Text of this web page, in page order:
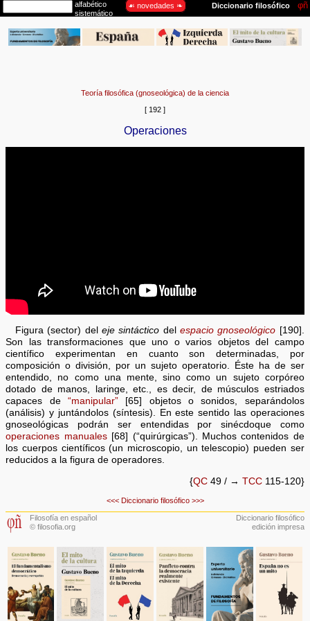
Teoría filosófica (gnoseológica) de la ciencia
[ 192 ]
Operaciones
Figura (sector) del eje sintáctico delespacio gnoseológico [190].
Son las transformaciones que uno o varios objetos del campo
científico experimentan en cuanto son determinadas, por
composición o división, por un sujeto operatorio. Éste ha de ser
entendido, no como una mente, sino como un sujeto corpóreo
dotado de manos, laringe, etc., es decir, de músculos estriados
capaces de “manipular”[65] objetos o sonidos, separándolos
(análisis) y juntándolos (síntesis). En este sentido las operaciones
gnoseológicas podrán ser entendidas por sinécdoque como
operaciones manuales[68] (“quirúrgicas”). Muchos contenidos de
los cuerpos científicos (un microscopio, un telescopio) pueden ser
reducidos a la figura de operadores.
{QC49 / → TCC115-120}
<<< Diccionario filosófico >>>
Filosofía en español
© filosofia.org
Diccionario filosófico
edición impresa